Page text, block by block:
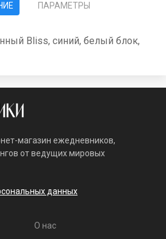
ПАРАМЕТРЫ
Bliss, синий, белый блок,
магазин ежедневников,
от ведущих мировых
данных
О нас